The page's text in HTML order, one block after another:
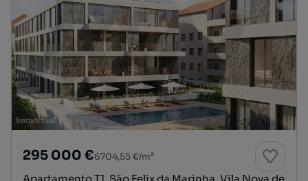
295 000 €6704,55 €/m²